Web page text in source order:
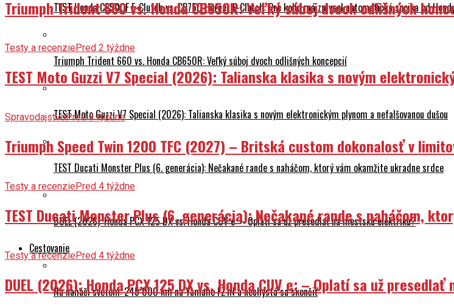
TEST Honda CB500F E-Clutch vs. CB750 Hornet E-Clutch: Pre koho má zmysel automatická spojka od
Triumph Trident 660 vs. Honda CB650R: Veľký súboj dvoch odlišných koncepcií
TEST Moto Guzzi V7 Special (2026): Talianska klasika s novým elektronickým plynom a nefalšovanou dušou
TEST Ducati Monster Plus (6. generácia): Nečakané rande s naháčom, ktorý vám okamžite ukradne srdce
DUEL (2026): Honda PCX 125 DX vs. Honda CUV e: – Oplatí sa už presedlať na mestskú elektriku?
Cestovanie
Na naháči svetom: 245 000 km na Yamahe FZ1N a nechystá sa skončiť
Triumph Trident 660 vs. Honda CB650R: Veľký súboj dvoch odlišných
Testy a recenziePred 2 týždne
TEST Moto Guzzi V7 Special (2026): Talianska klasika s novým
SpravodajstvoPred 3 týždne
Triumph Speed Twin 1200 TFC (2027) – Britská custom dokonalosť v
Testy a recenziePred 4 týždne
TEST Ducati Monster Plus (6. generácia): Nečakané rande s naháčom,
Testy a recenziePred 4 týždne
DUEL (2026): Honda PCX 125 DX vs. Honda CUV e: – Oplatí sa už